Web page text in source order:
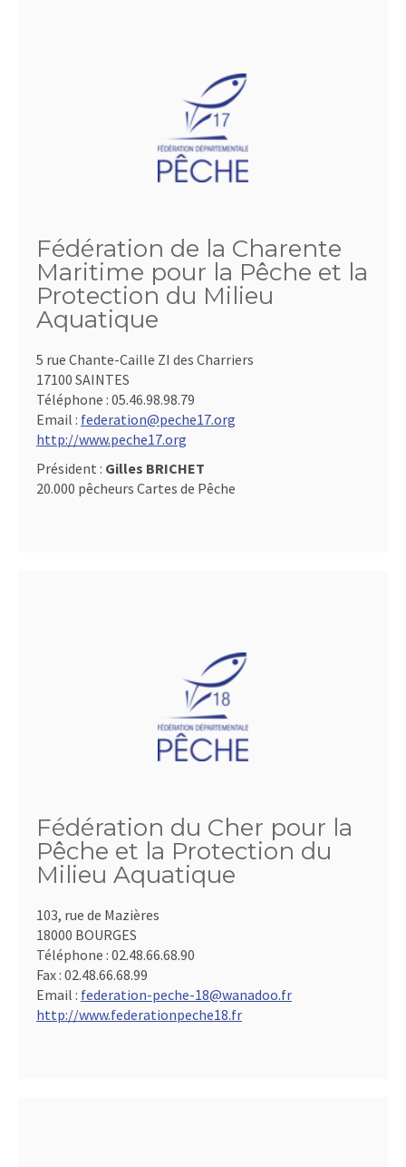
Fédération de la Charente
Maritime pour la Pêche et la
Protection du Milieu
Aquatique
5 rue Chante-Caille ZI des Charriers
17100 SAINTES
Téléphone : 05.46.98.98.79
Email : federation@peche17.org
http://www.peche17.org
Président : Gilles BRICHET
20.000 pêcheurs Cartes de Pêche
Fédération du Cher pour la
Pêche et la Protection du
Milieu Aquatique
103, rue de Mazières
18000 BOURGES
Téléphone : 02.48.66.68.90
Fax : 02.48.66.68.99
Email : federation-peche-18@wanadoo.fr
http://www.federationpeche18.fr